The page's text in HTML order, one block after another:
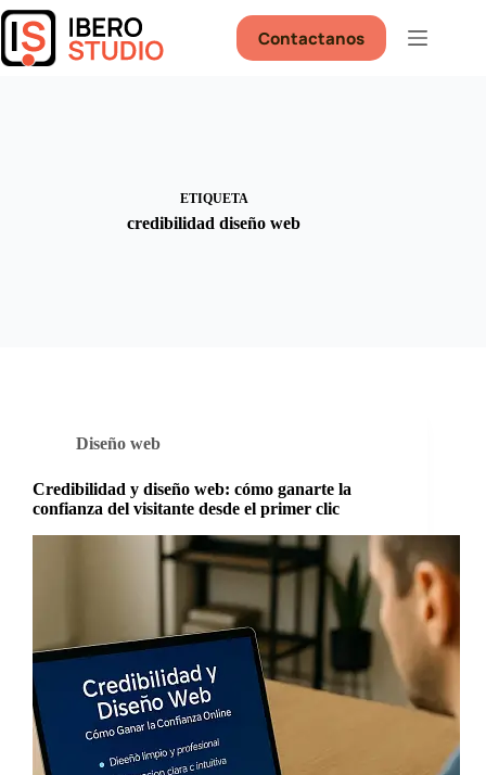
Saltar
al
contenido
Contactanos
ETIQUETA
credibilidad diseño web
Diseño web
Credibilidad y diseño web: cómo ganarte la
confianza del visitante desde el primer clic